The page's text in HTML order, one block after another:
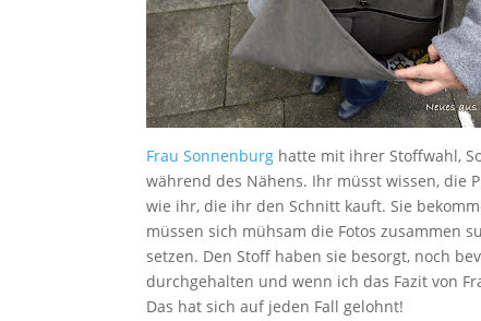
Frau Sonnenburg hatte mit ihrer Stoffwahl,
während des Nähens. Ihr müsst wissen, die
wie ihr, die ihr den Schnitt kauft. Sie
müssen sich mühsam die Fotos zusammen
setzen. Den Stoff haben sie besorgt, noch
durchgehalten und wenn ich das Fazit von
Das hat sich auf jeden Fall gelohnt!